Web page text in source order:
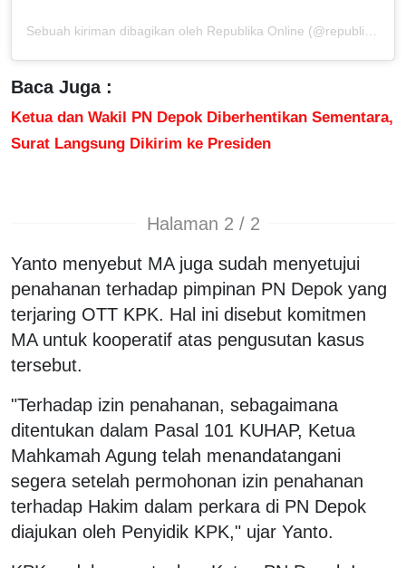
Sebuah kiriman dibagikan oleh Republika Online (@republikaonline)
Baca Juga :
Ketua dan Wakil PN Depok Diberhentikan Sementara,
Surat Langsung Dikirim ke Presiden
Halaman 2 / 2
Yanto menyebut MA juga sudah menyetujui
penahanan terhadap pimpinan PN Depok yang
terjaring OTT KPK. Hal ini disebut komitmen
MA untuk kooperatif atas pengusutan kasus
tersebut.
"Terhadap izin penahanan, sebagaimana
ditentukan dalam Pasal 101 KUHAP, Ketua
Mahkamah Agung telah menandatangani
segera setelah permohonan izin penahanan
terhadap Hakim dalam perkara di PN Depok
diajukan oleh Penyidik KPK," ujar Yanto.